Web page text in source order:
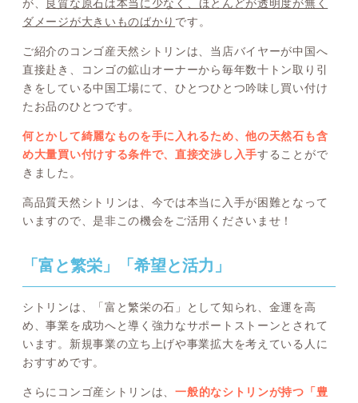
が、 良質な原石は本当に少なく、ほとんどが透明度が無く
ダメージが大きいものばかり です。
ご紹介のコンゴ産天然シトリンは、当店バイヤーが中国へ
直接赴き、コンゴの鉱山オーナーから毎年数十トン取り引
きをしている中国工場にて、ひとつひとつ吟味し買い付け
たお品のひとつです。
何とかして綺麗なものを手に入れるため、他の天然石も含
め大量買い付けする条件で、直接交渉し入手することがで
きました。
高品質天然シトリンは、今では本当に入手が困難となって
いますので、是非この機会をご活用くださいませ！
「富と繁栄」「希望と活力」
シトリンは、「富と繁栄の石」として知られ、金運を高
め、事業を成功へと導く強力なサポートストーンとされて
います。新規事業の立ち上げや事業拡大を考えている人に
おすすめです。
さらにコンゴ産シトリンは、一般的なシトリンが持つ「豊